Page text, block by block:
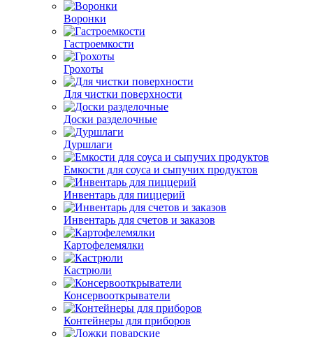
Воронки
Гастроемкости
Грохоты
Для чистки поверхности
Доски разделочные
Дуршлаги
Емкости для соуса и сыпучих продуктов
Инвентарь для пиццерий
Инвентарь для счетов и заказов
Картофелемялки
Кастрюли
Консервооткрыватели
Контейнеры для приборов